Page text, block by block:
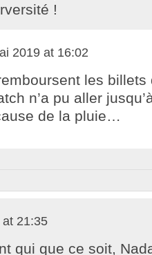
!
2019 at 16:02
les billets
n’a pu aller
de la pluie…
21:35
qui que ce soit,